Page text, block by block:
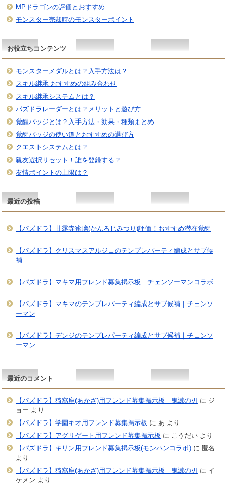
MPドラゴンの評価とおすすめ
モンスター売却時のモンスターポイント
お役立ちコンテンツ
モンスターメダルとは？入手方法は？
スキル継承 おすすめの組み合わせ
スキル継承システムとは？
パズドラレーダーとは？メリットと遊び方
覚醒バッジとは？入手方法・効果・種類まとめ
覚醒バッジの使い道とおすすめの選び方
クエストシステムとは？
親友選択リセット！誰を登録する？
友情ポイントの上限は？
最近の投稿
【パズドラ】甘露寺蜜璃(かんろじみつり)評価！おすすめ潜在覚醒
【パズドラ】クリスマスアルジェのテンプレパーティ編成とサブ候
補
【パズドラ】マキマ用フレンド募集掲示板｜チェンソーマンコラボ
【パズドラ】マキマのテンプレパーティ編成とサブ候補｜チェンソ
ーマン
【パズドラ】デンジのテンプレパーティ編成とサブ候補｜チェンソ
ーマン
最近のコメント
【パズドラ】猗窩座(あかざ)用フレンド募集掲示板｜鬼滅の刃 に ジ
ョー より
【パズドラ】学園キオ用フレンド募集掲示板 に あ より
【パズドラ】アグリゲート用フレンド募集掲示板 に こうだいより
【パズドラ】キリン用フレンド募集掲示板(モンハンコラボ)に 匿名
より
【パズドラ】猗窩座(あかざ)用フレンド募集掲示板｜鬼滅の刃 に イ
ケメン より